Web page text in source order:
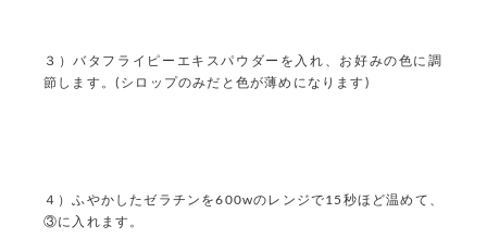
３）バタフライピーエキスパウダーを入れ、お好みの色に調
節します。(シロップのみだと色が薄めになります)
４）ふやかしたゼラチンを600wのレンジで15秒ほど温めて、
③に入れます。